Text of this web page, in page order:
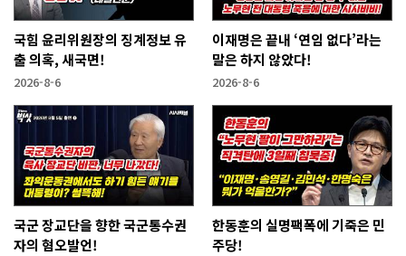
국힘 윤리위원장의 징계정보 유
출 의혹, 새국면!
2026-8-6
이재명은 끝내 ‘연임 없다’라는
말은 하지 않았다!
2026-8-6
국군 장교단을 향한 국군통수권
자의 혐오발언!
한동훈의 실명팩폭에 기죽은 민
주당!